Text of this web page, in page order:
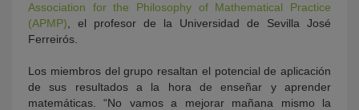
Association for the Philosophy of Mathematical Practice
(APMP) , el profesor de la Universidad de Sevilla José
Ferreirós.
Los miembros del grupo resaltan el potencial de aplicación
de sus resultados a la hora de enseñar y aprender
matemáticas. “No vamos a mejorar mañana mismo la